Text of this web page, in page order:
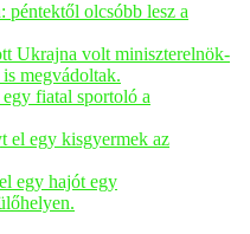
péntektől olcsóbb lesz a
Ukrajna volt miniszterelnök-
megvádoltak.
fiatal sportoló a
el egy kisgyermek az
egy hajót egy